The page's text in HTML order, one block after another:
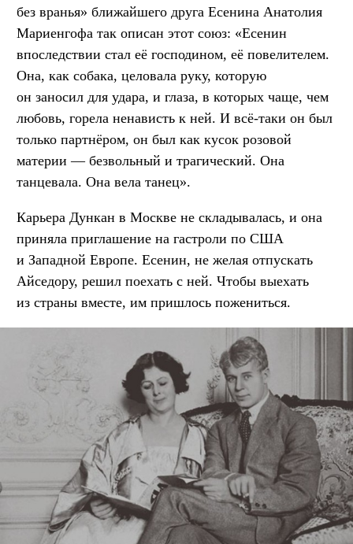
без вранья» ближайшего друга Есенина Анатолия
Мариенгофа так описан этот союз: «Есенин
впоследствии стал её господином, её повелителем.
Она, как собака, целовала руку, которую
он заносил для удара, и глаза, в которых чаще, чем
любовь, горела ненависть к ней. И всё-таки он был
только партнёром, он был как кусок розовой
материи — безвольный и трагический. Она
танцевала. Она вела танец».
Карьера Дункан в Москве не складывалась, и она
приняла приглашение на гастроли по США
и Западной Европе. Есенин, не желая отпускать
Айседору, решил поехать с ней. Чтобы выехать
из страны вместе, им пришлось пожениться.